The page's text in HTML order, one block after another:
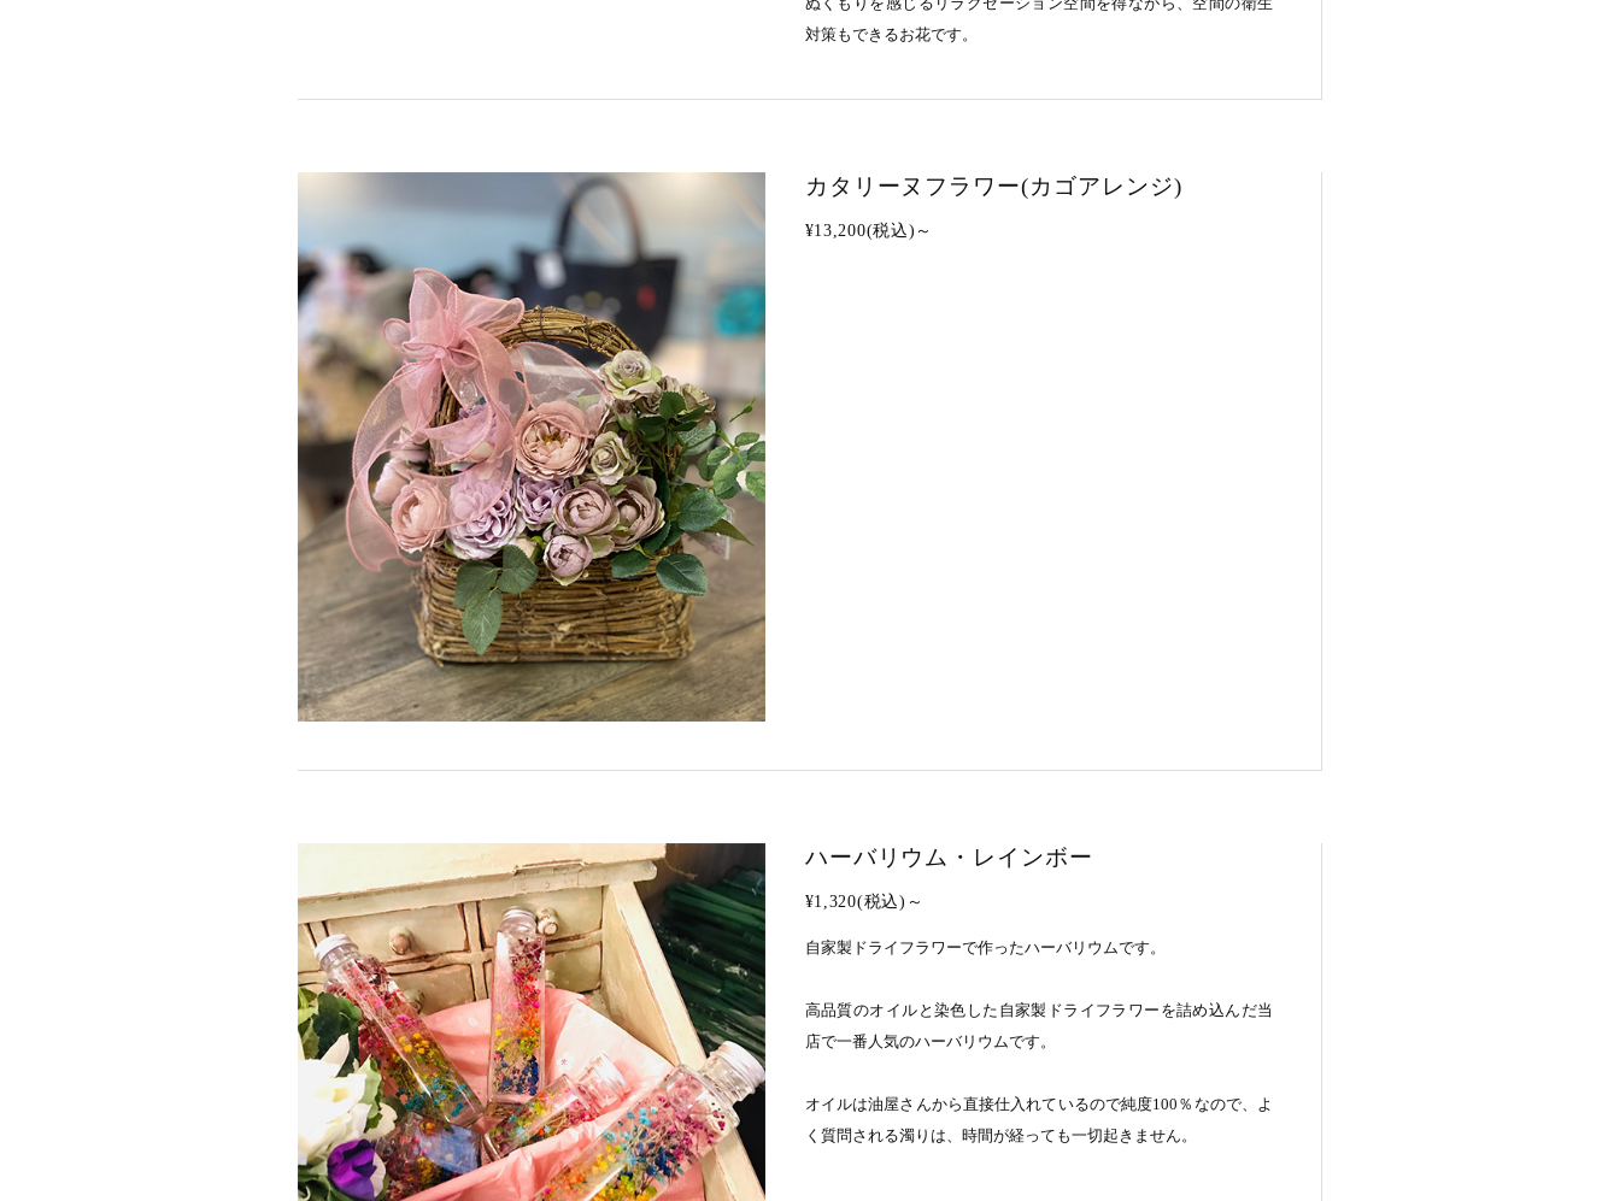
対策もできるお花です。
カタリーヌフラワー(カゴアレンジ)
¥13,200(税込)～
ハーバリウム・レインボー
¥1,320(税込)～
自家製ドライフラワーで作ったハーバリウムです。
高品質のオイルと染色した自家製ドライフラワーを詰め込んだ当
店で一番人気のハーバリウムです。
オイルは油屋さんから直接仕入れているので純度100％なので、よ
く質問される濁りは、時間が経っても一切起きません。